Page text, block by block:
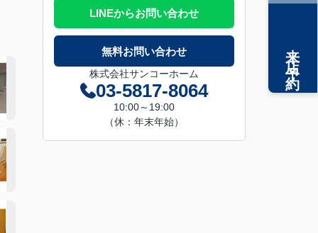
LINEからお問い合わせ
無料お問い合わせ
株式会社サンコーホーム
03-5817-8064
10:00～19:00
（休：年末年始）
来店予約